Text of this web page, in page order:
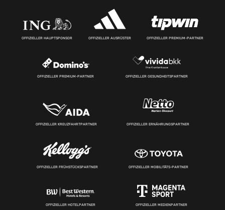
OFFIZIELLER HAUPTSPONSOR OFFIZIELLER AUSRÜSTER OFFIZIELLER PREMIUM-PARTNER
OFFIZIELLER PREMIUM-PARTNER OFFIZIELLER GESUNDHEITSPARTNER
OFFIZIELLER KREUZFAHRTPARTNER OFFIZIELLER ERNÄHRUNGSPARTNER
OFFIZIELLER FRÜHSTÜCKSPARTNER OFFIZIELLER MOBILITÄTS-PARTNER
OFFIZIELLER HOTELPARTNER OFFIZIELLER MEDIENPARTNER